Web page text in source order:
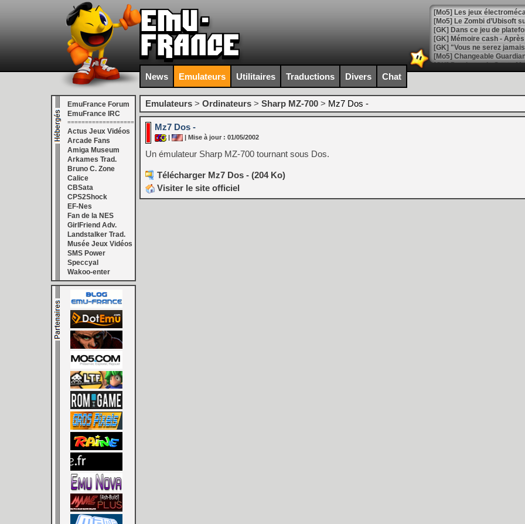
[Mo5] Les jeux
[Mo5] Le Zombi d’Ubisoft
[GK] Dans ce jeu de
[GK] Mémoire cash -
[GK] "Vous ne serez
[Mo5] Changeable
[GK] Des bugs de Super
[LS] [Switch] NSP Auto
[GK] La saga horrifique
[GK] Le portage de Super
[Mo5] Le jeu de course
[GK] Guillermo del Toro
[GK] Mistfall Hunter : déjà
[GK] Wo Long 2 évolue
[GK] Crossfire : un TPS à
[LS] [PS5] Premiers
[Mo5] DOOM arrive en
[GK] Roblox : l'action en
[GK] Agenda - GeForce
[LS] [PS5] ps5-y2jb-
[GK] Pourquoi Marvel
[GK] Test : Restory : Chill
[GK] GTA 6 : Rockstar
[GK] Diddy Kong Racing,
News Emulateurs Utilitaires Traductions Divers Chat
EmuFrance Forum
EmuFrance IRC
===================
Actus Jeux Vidéos
Arcade Fans
Amiga Museum
Arkames Trad.
Bruno C. Zone
Calice
CBSata
CPS2Shock
EF-Nes
Fan de la NES
GirlFriend Adv.
Landstalker Trad.
Musée Jeux Vidéos
SMS Power
Speccyal
Wakoo-enter
Emulateurs > Ordinateurs > Sharp MZ-700 > Mz7 Dos -
Mz7 Dos -
| | Mise à jour : 01/05/2002
Un émulateur Sharp MZ-700 tournant sous Dos.
Télécharger Mz7 Dos - (204 Ko)
Visiter le site officiel